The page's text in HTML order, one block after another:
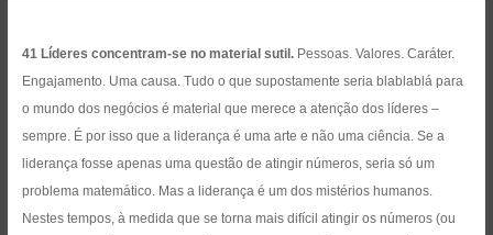
41 Líderes concentram-se no material sutil. Pessoas. Valores. Caráter.
Engajamento. Uma causa. Tudo o que supostamente seria blablablá para
o mundo dos negócios é material que merece a atenção dos líderes –
sempre. É por isso que a liderança é uma arte e não uma ciência. Se a
liderança fosse apenas uma questão de atingir números, seria só um
problema matemático. Mas a liderança é um dos mistérios humanos.
Nestes tempos, à medida que se torna mais difícil atingir os números (ou